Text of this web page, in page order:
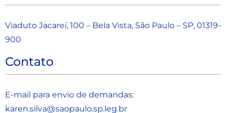
Viaduto Jacareí, 100 – Bela Vista, São Paulo – SP, 01319-
900
Contato
E-mail para envio de demandas:
karen.silva@saopaulo.sp.leg.br